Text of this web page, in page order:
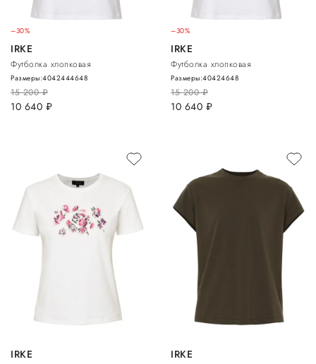
–30%
IRKE
Футболка хлопковая
15 200руб.
10 640 руб.
Размеры:4042444648
–30%
IRKE
Футболка хлопковая
15 200руб.
10 640 руб.
Размеры:40424648
IRKE IRKE